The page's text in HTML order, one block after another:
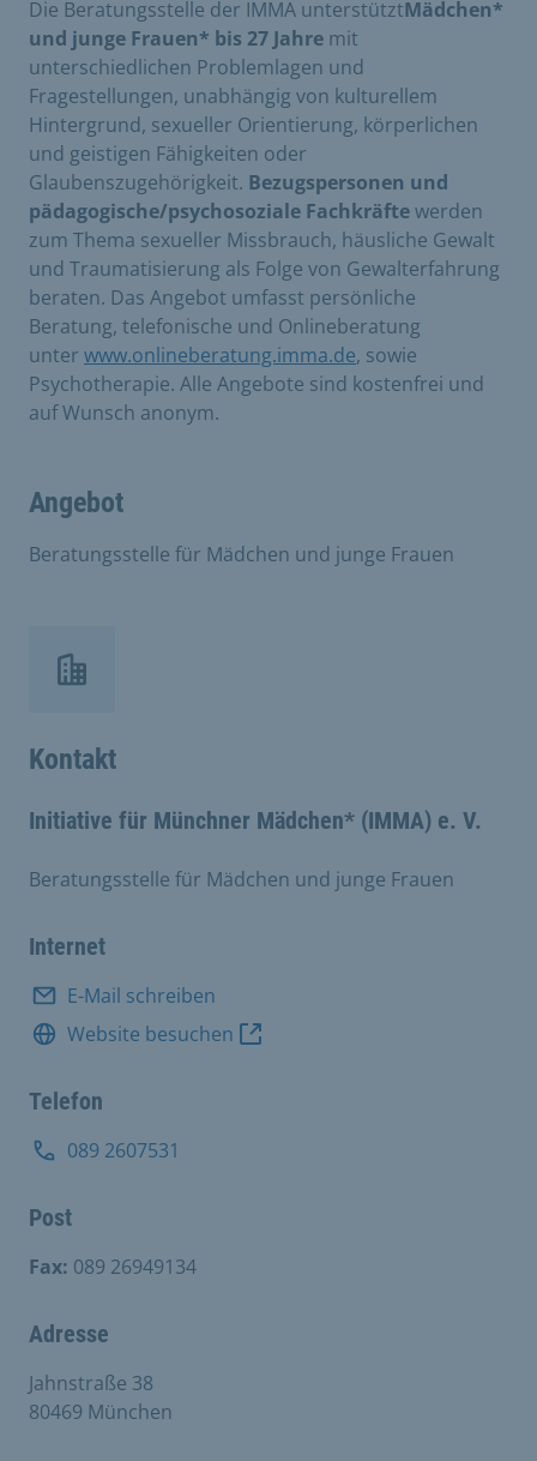
Die Beratungsstelle der IMMA unterstütztMädchen*
und junge Frauen* bis 27 Jahre mit
unterschiedlichen Problemlagen und
Fragestellungen, unabhängig von kulturellem
Hintergrund, sexueller Orientierung, körperlichen
und geistigen Fähigkeiten oder
Glaubenszugehörigkeit. Bezugspersonen und
pädagogische/psychosoziale Fachkräftewerden
zum Thema sexueller Missbrauch, häusliche Gewalt
und Traumatisierung als Folge von Gewalterfahrung
beraten. Das Angebot umfasst persönliche
Beratung, telefonische und Onlineberatung
unter www.onlineberatung.imma.de, sowie
Psychotherapie. Alle Angebote sind kostenfrei und
auf Wunsch anonym.
Angebot
Beratungsstelle für Mädchen und junge Frauen
Kontakt
Initiative für Münchner Mädchen* (IMMA) e. V.
Beratungsstelle für Mädchen und junge Frauen
Internet
E-Mail schreiben
Website besuchen
Telefon
089 2607531
Post
Fax: 089 26949134
Adresse
Jahnstraße 38
80469 München